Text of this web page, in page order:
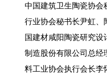
中国建筑卫生陶瓷协会
行业协会秘书长尹虹、
国建材咸阳陶瓷研究
制造股份有限公司总经
料工业协会执行会长李